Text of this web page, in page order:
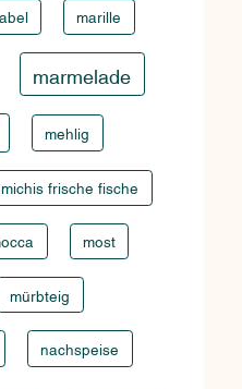
marille
marmelade
mehlig
michis frische fische
most
mürbteig
nachspeise